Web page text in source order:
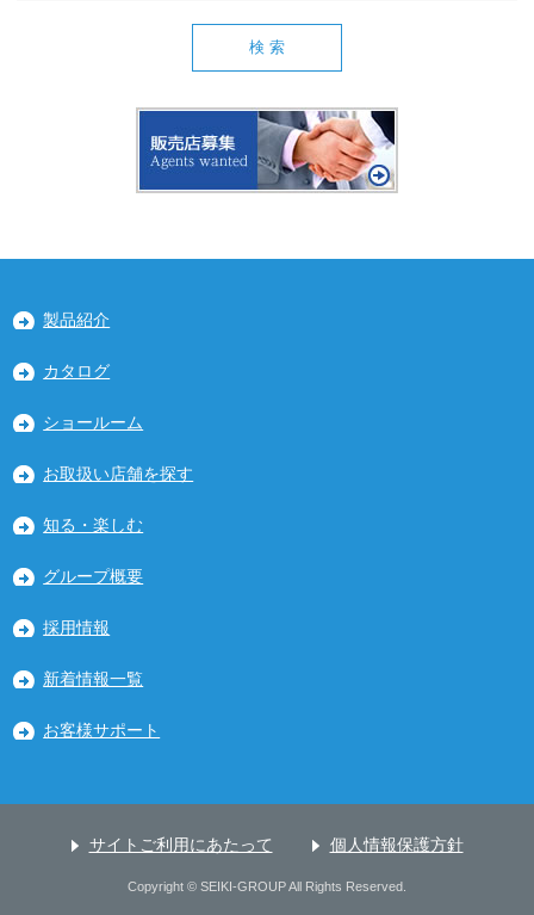
製品紹介
カタログ
ショールーム
お取扱い店舗を探す
知る・楽しむ
グループ概要
採用情報
新着情報一覧
お客様サポート
サイトご利用にあたって 個人情報保護方針
Copyright © SEIKI-GROUP All Rights Reserved.